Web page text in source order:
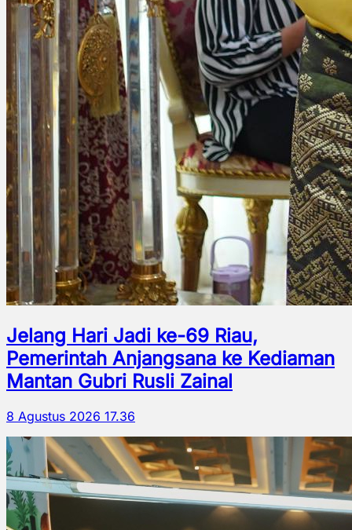
Jelang Hari Jadi ke-69 Riau,
Pemerintah Anjangsana ke Kediaman
Mantan Gubri Rusli Zainal
8 Agustus 2026 17.36